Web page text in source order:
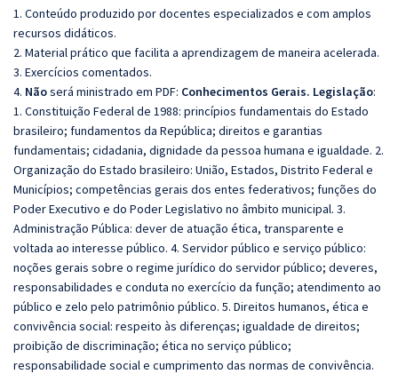
1. Conteúdo produzido por docentes especializados e com amplos
recursos didáticos.
2. Material prático que facilita a aprendizagem de maneira acelerada.
3. Exercícios comentados.
4. Nãoserá ministrado em PDF: Conhecimentos Gerais. Legislação:
1. Constituição Federal de 1988: princípios fundamentais do Estado
brasileiro; fundamentos da República; direitos e garantias
fundamentais; cidadania, dignidade da pessoa humana e igualdade. 2.
Organização do Estado brasileiro: União, Estados, Distrito Federal e
Municípios; competências gerais dos entes federativos; funções do
Poder Executivo e do Poder Legislativo no âmbito municipal. 3.
Administração Pública: dever de atuação ética, transparente e
voltada ao interesse público. 4. Servidor público e serviço público:
noções gerais sobre o regime jurídico do servidor público; deveres,
responsabilidades e conduta no exercício da função; atendimento ao
público e zelo pelo patrimônio público. 5. Direitos humanos, ética e
convivência social: respeito às diferenças; igualdade de direitos;
proibição de discriminação; ética no serviço público;
responsabilidade social e cumprimento das normas de convivência.